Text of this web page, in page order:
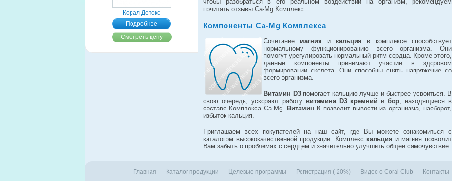
Корал Детокс
Подробнее
Смотреть цену
чтобы разобраться в его реальном воздействии на организм, рекомендуем
почитать отзывы Ca-Mg Комплекс.
Компоненты Ca-Mg Комплекса
Сочетание магния и кальция в комплексе способствует
нормальному функционированию всего организма. Они
помогут урегулировать нормальный ритм сердца. Кроме этого,
данные компоненты принимают участие в здоровом
формировании скелета. Они способны снять напряжение со
всего организма.
Витамин D3помогает кальцию лучше и быстрее усвоиться. В
свою очередь, ускоряют работу витамина D3 кремний ибор , находящиеся в
составе Комплекса Ca-Mg. Витамин К позволит вывести из организма, наоборот,
избыток кальция.
Приглашаем всех покупателей на наш сайт, где Вы можете ознакомиться с
каталогом высококачественной продукции. Комплекс кальция и магния позволит
Вам забыть о проблемах с сердцем и значительно улучшить общее самочувствие.
Главная Каталог продукции Целевые программы Регистрация (-20%) Видео о Coral Club
Контакты